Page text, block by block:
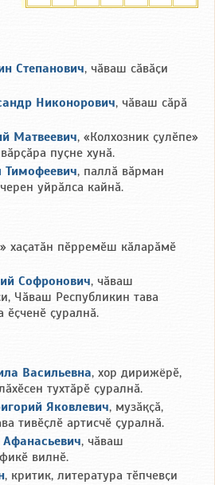
Степанович, чӑваш сӑвӑҫи
Никонорович, чӑваш сӑрӑ
Матвеевич, «Колхозник ҫулӗпе»
пуҫне хунӑ.
Тимофеевич, паллӑ вӑрман
уйрӑлса кайнӑ.
» хаҫатӑн пӗрремӗш кӑларӑмӗ
Софронович, чӑваш
Чӑваш Республикин тава
ӗҫченӗ ҫуралнӑ.
Васильевна, хор дирижёрӗ,
тухтӑрӗ ҫуралнӑ.
Яковлевич, музӑқҫӑ,
тивӗҫлӗ артисчӗ ҫуралнӑ.
, чӑваш
вилнӗ.
, критик, литература тӗпчевҫи